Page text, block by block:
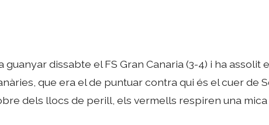
dissabte el FS Gran Canaria (3-4) i ha assolit
que era el de puntuar contra qui és el cuer de
dels llocs de perill, els vermells respiren una mica